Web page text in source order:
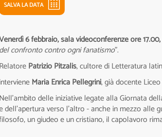
SALVA LA DATA
6 febbraio, sala videoconferenze ore 17.00,
del confronto contro ogni fanatismo".
RelatorePatrizio Pitzalis, cultore di Letteratura
intervieneMaria Enrica Pellegrini, già docente
Nell’ambito delle iniziative legate alla Giornata
dell’apertura verso l’altro - anche in mezzo
un giudeo e un cristiano, il capolavoro